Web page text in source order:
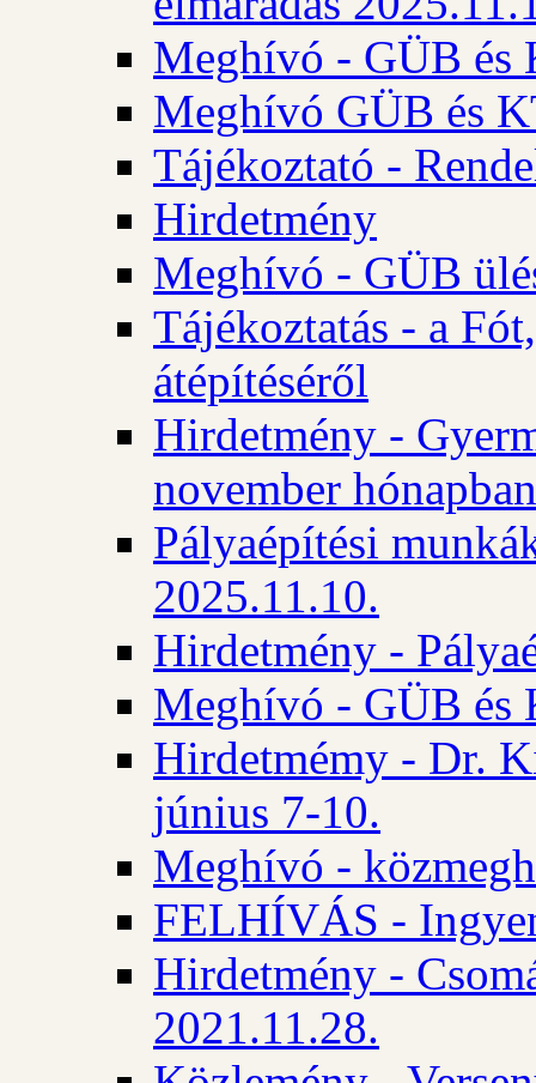
Meghívó - GÜB és
Meghívó GÜB és
Tájékoztató -
Hirdetmény
Meghívó - GÜB
Tájékoztatás - a
átépítéséről
Hirdetmény -
november hónapban
Pályaépítési
2025.11.10.
Hirdetmény -
Meghívó - GÜB és
Hirdetmémy - Dr.
június 7-10.
Meghívó -
FELHÍVÁS -
Hirdetmény -
2021.11.28.